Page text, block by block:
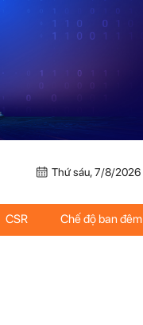
Thứ sáu, 7/8/2026
CSR Chế độ ban đêm